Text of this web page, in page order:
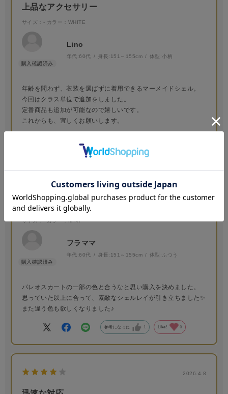
上品なアクセサリー
サイズ：- カラー：WHITE
Lino
年代:60代 身長: 151～155cm 体型:小柄
年齢を問わず、衣装を選ばずに着用できるマーメイドシェル。
今回はクラス単位で追加をしました。
定番商品も追加が可能なので嬉しいです。
これからも、宜しくお願いします。
とても素敵！
サイズ：- カラー：MINT
フラママ
年代:60代 身長: 151～155cm 体型: ふつう
パレオスカートの一部の色と合うなと思い購入を決めました。
思っていた以上に合って、素敵なシェルレイが引き立ちました✨
また違う色も欲しくなりました♪
参考になった 1 Like! 0
2026.4.8